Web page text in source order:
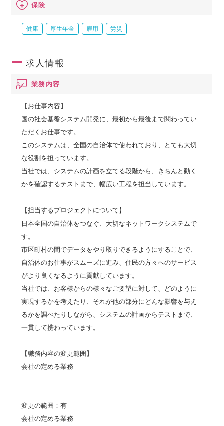
保険
健康 厚生年金 雇用 労災
求人情報
業務内容
【お仕事内容】
国の社会基盤システム開発に、最初から最後まで関わってい
ただくお仕事です。
このシステムは、全国の自治体で使われており、とても大切
な役割を担っています。
当社では、システムの計画を立てる段階から、きちんと動く
かを確認するテストまで、幅広い工程を担当しています。
【担当するプロジェクトについて】
日本全国の自治体をつなぐ、大切なネットワークシステムで
す。
市区町村の間でデータをやり取りできるようにすることで、
自治体のお仕事がスムーズに進み、住民の方々へのサービス
がより良くなるように貢献しています。
当社では、お客様からの様々なご要望に対して、どのように
実現するかを考えたり、それが他の部分にどんな影響を与え
るかを調べたりしながら、システムの計画からテストまで、
一貫して携わっています。
【職務内容の変更範囲】
会社の定める業務
変更の範囲：有
会社の定める業務